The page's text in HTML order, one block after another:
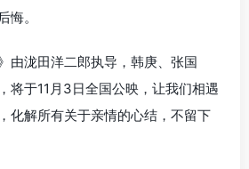
悔。
由泷田洋二郎执导，韩庚、张国
将于11月3日全国公映，让我们相遇
化解所有关于亲情的心结，不留下